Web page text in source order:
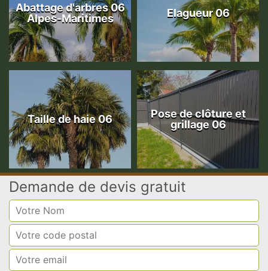
Abattage d'arbres 06
Alpes-Maritimes
Elagueur 06
Taille de haie 06
Pose de clôture et
grillage 06
Demande de devis gratuit